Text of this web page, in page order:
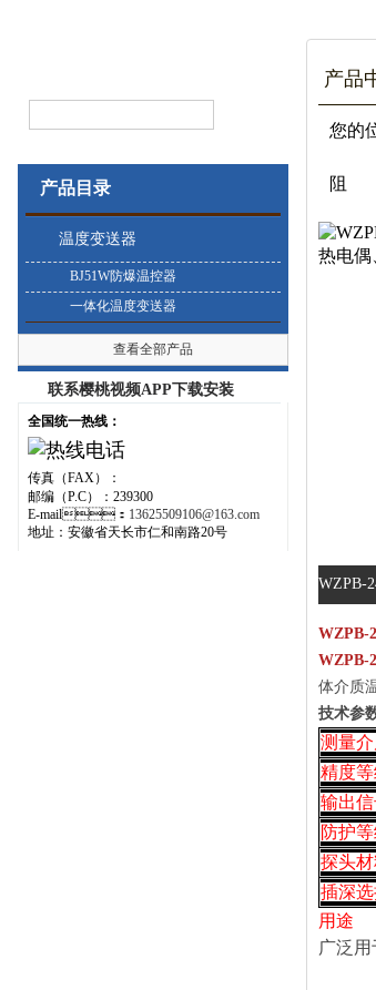
产品目录
温度变送器
BJ51W防爆温控器
一体化温度变送器
查看全部产品
联系樱桃视频APP下载安装
全国统一热线：
传真（FAX）：
邮编（P.C）：239300
E-mail： 13625509106@163.com
地址：安徽省天长市仁和南路20号
产品
您的位
阻
WZPB-
WZPB-
WZPB-
体介质温
技术参
测量
精度
输出
防护
探头
插深
用途
广泛用